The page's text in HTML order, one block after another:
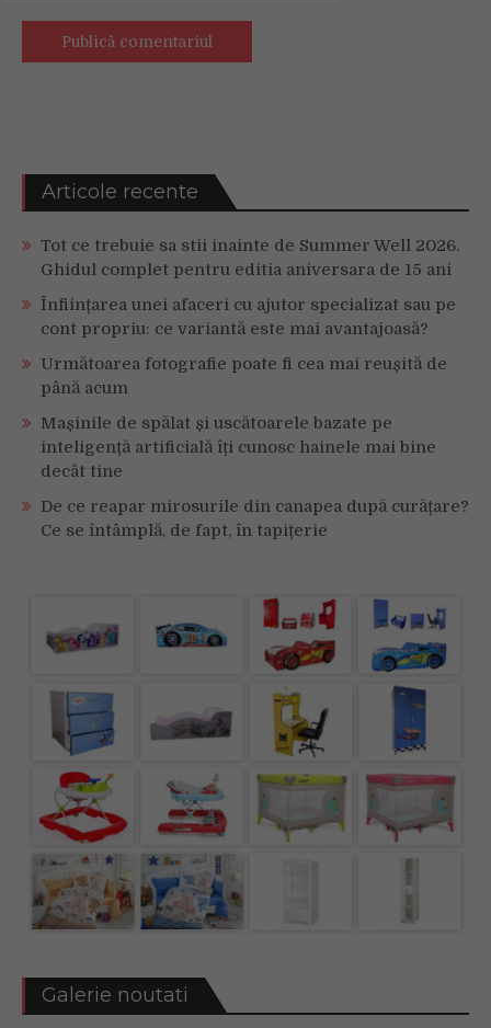
Articole recente
Tot ce trebuie sa stii inainte de Summer Well 2026.
Ghidul complet pentru editia aniversara de 15 ani
Înființarea unei afaceri cu ajutor specializat sau pe
cont propriu: ce variantă este mai avantajoasă?
Următoarea fotografie poate fi cea mai reușită de
până acum
Mașinile de spălat și uscătoarele bazate pe
inteligență artificială îți cunosc hainele mai bine
decât tine
De ce reapar mirosurile din canapea după curățare?
Ce se întâmplă, de fapt, în tapițerie
Galerie noutati